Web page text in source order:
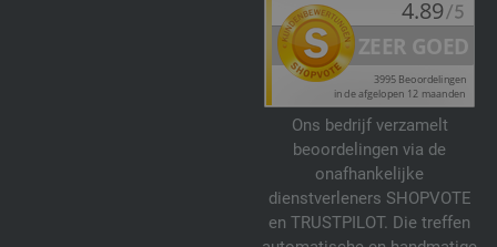
Ons bedrijf verzamelt
beoordelingen via de
onafhankelijke
dienstverleners SHOPVOTE
en TRUSTPILOT. Die treffen